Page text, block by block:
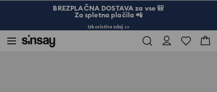
BREZPLAČNA DOSTAVA za vse 🎒
Za spletna plačila 📲
Izkoristite zdaj >>